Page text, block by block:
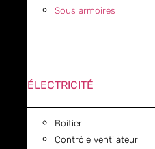
Sous armoires
ÉLECTRICITÉ
Boitier
Contrôle ventilateur